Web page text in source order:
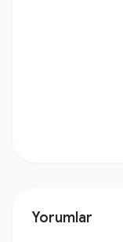
Yorumlar